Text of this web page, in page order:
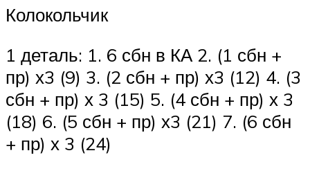
Колокольчик
1 деталь: 1. 6 сбн в КА 2. (1 сбн +
пр) х3 (9) 3. (2 сбн + пр) х3 (12) 4. (3
сбн + пр) х 3 (15) 5. (4 сбн + пр) х 3
(18) 6. (5 сбн + пр) х3 (21) 7. (6 сбн
+ пр) х 3 (24)